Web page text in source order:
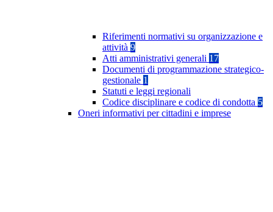
Riferimenti normativi su organizzazione e
attività 9
Atti amministrativi generali 17
Documenti di programmazione strategico-
gestionale 1
Statuti e leggi regionali
Codice disciplinare e codice di condotta 5
Oneri informativi per cittadini e imprese